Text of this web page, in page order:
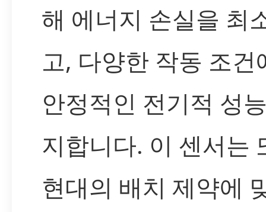
해 에너지 손실을 최
고, 다양한 작동 조건
안정적인 전기적 성
지합니다. 이 센서는
현대의 배치 제약에